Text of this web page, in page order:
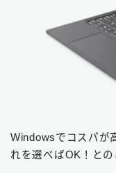
Windowsでコスパが
れを選べばOK！との